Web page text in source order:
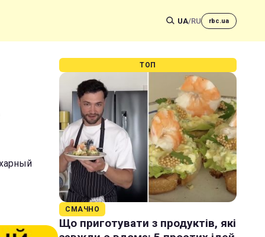
UA/RU rbc.ua
ТОП
СМАЧНО
Що приготувати з продуктів, які